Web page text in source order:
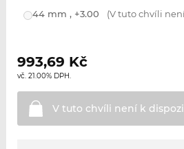
44 mm , +3.00 (V tuto chvíli
993,69 Kč
vč. 21.00% DPH.
V tuto chvíli není k